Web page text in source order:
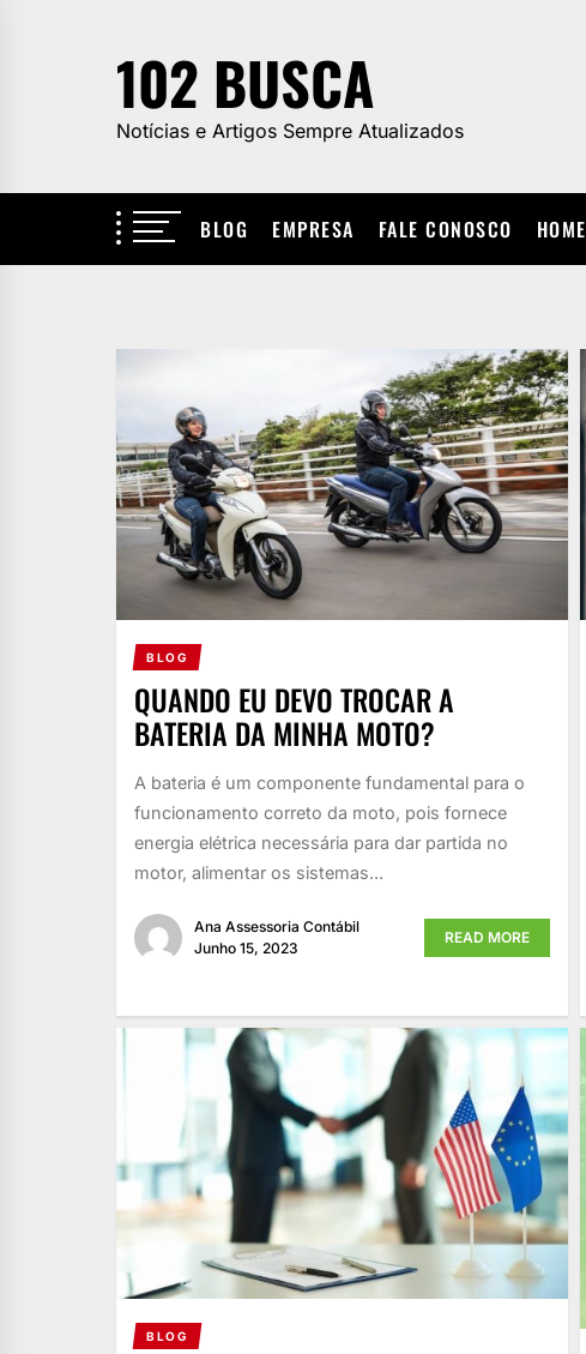
102 BUSCA
Notícias e Artigos Sempre Atualizados
BLOG EMPRESA FALE CONOSCO HOME
BLOG
QUANDO EU DEVO TROCAR A
BATERIA DA MINHA MOTO?
A bateria é um componente fundamental para o
funcionamento correto da moto, pois fornece
energia elétrica necessária para dar partida no
motor, alimentar os sistemas...
Ana Assessoria Contábil
Junho 15, 2023
READ MORE
BLOG